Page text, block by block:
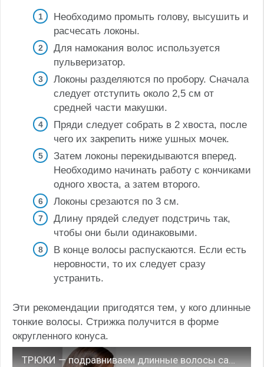
Необходимо промыть голову, высушить и
расчесать локоны.
Для намокания волос используется
пульверизатор.
Локоны разделяются по пробору. Сначала
следует отступить около 2,5 см от
средней части макушки.
Пряди следует собрать в 2 хвоста, после
чего их закрепить ниже ушных мочек.
Затем локоны перекидываются вперед.
Необходимо начинать работу с кончиками
одного хвоста, а затем второго.
Локоны срезаются по 3 см.
Длину прядей следует подстричь так,
чтобы они были одинаковыми.
В конце волосы распускаются. Если есть
неровности, то их следует сразу
устранить.
Эти рекомендации пригодятся тем, у кого длинные
тонкие волосы. Стрижка получится в форме
округленного конуса.
ТРЮКИ — подравниваем длинные волосы самостоятельно